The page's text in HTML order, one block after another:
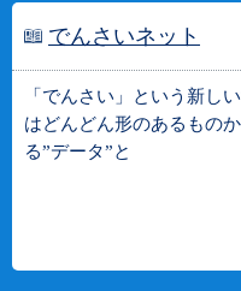
でんさいネット
「でんさい」という新し
はどんどん形のあるもの
る”データ”と